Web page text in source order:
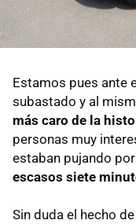
Estamos pues ante
subastado y al
más caro de la
personas muy
estaban pujando
escasos siete
Sin duda el hecho